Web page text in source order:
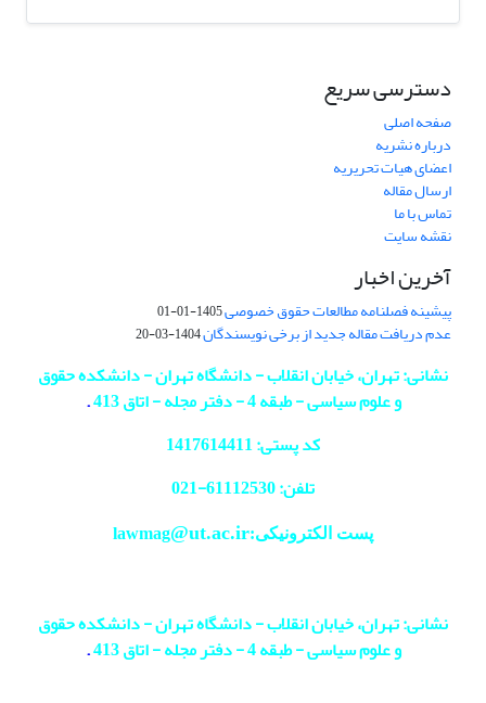
دسترسی سریع
صفحه اصلی
درباره نشریه
اعضای هیات تحریریه
ارسال مقاله
تماس با ما
نقشه سایت
آخرین اخبار
پیشینه فصلنامه مطالعات حقوق خصوصی1405-01-01
عدم دریافت مقاله جدید از برخی نویسندگان1404-03-20
نشانی: تهران، خیابان انقلاب - دانشگاه تهران - دانشکده حقوق
و علوم سیاسی - طبقه 4 - دفتر مجله - اتاق 413
.
کد پستی: 1417614411
تلفن: 61112530-
021
پست الکترونیکی:lawmag@ut.ac.ir
نشانی: تهران، خیابان انقلاب - دانشگاه تهران - دانشکده حقوق
و علوم سیاسی - طبقه 4 - دفتر مجله - اتاق 413
.